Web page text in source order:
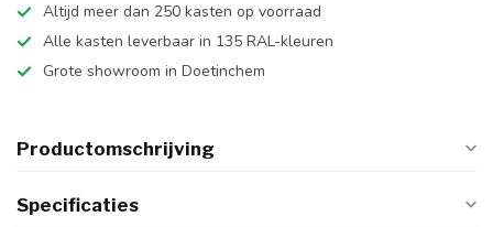
Altijd meer dan 250 kasten op voorraad
Alle kasten leverbaar in 135 RAL-kleuren
Grote showroom in Doetinchem
Productomschrijving
Specificaties